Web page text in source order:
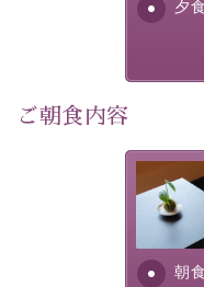
個室料亭、貸切風呂
滞在いただけるよう
徹底した衛生管理を
・宿泊料金5%OFF
夕
ご朝食内容
朝
朝食な
合は朝
びくだ